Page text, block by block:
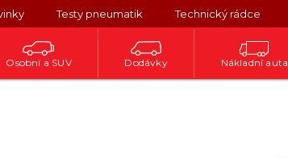
Testy pneumatik Technický rádce
Osobní a SUV Dodávky Nákladní auta